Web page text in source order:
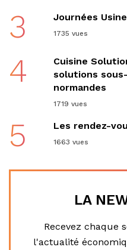
3 Journées
1735 vues
4
Cuisine
solutions
normandes
1719 vues
5 Les rendez-
1663 vues
LA
Recevez chaque
l'actualité